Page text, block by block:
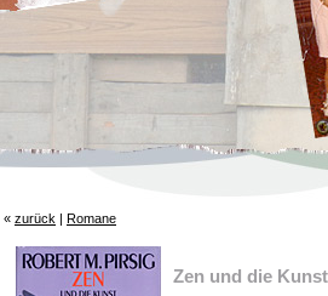
« zurück | Romane
Zen und die